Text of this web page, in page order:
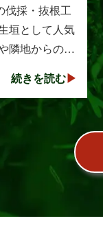
伐採・抜根工
垣として人気
隣地からの視
きく成長し、
続きを読む